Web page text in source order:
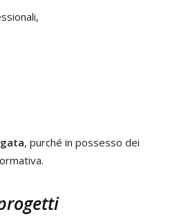
, purché in possesso dei